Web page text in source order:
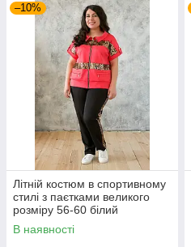
–10%
Літній костюм в спортивному
стилі з паєтками великого
розміру 56-60 білий
В наявності